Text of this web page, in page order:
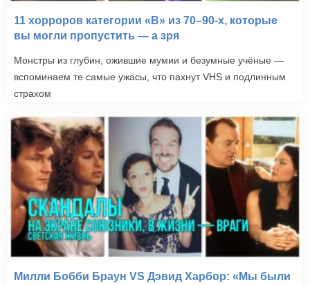
11 хорроров категории «B» из 70–90-х, которые
вы могли пропустить — а зря
Монстры из глубин, ожившие мумии и безумные учёные —
вспоминаем те самые ужасы, что пахнут VHS и подлинным
страхом
Милли Бобби Браун VS Дэвид Харбор: «Мы были